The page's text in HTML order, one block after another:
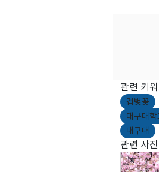
관련 키
겹벚꽃
대구대학
대구대
관련 사진